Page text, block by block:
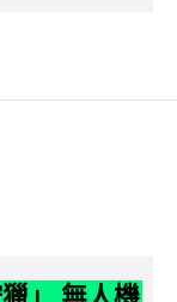
」 無人機